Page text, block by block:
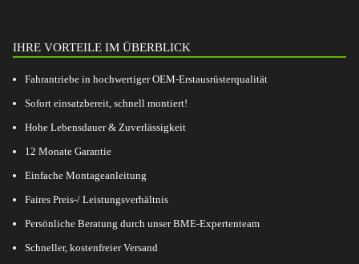
IHRE VORTEILE IM ÜBERBLICK
Fahrantriebe in hochwertiger OEM-Erstausrüsterqualität
Sofort einsatzbereit, schnell montiert!
Hohe Lebensdauer & Zuverlässigkeit
12 Monate Garantie
Einfache Montageanleitung
Faires Preis-/ Leistungsverhältnis
Persönliche Beratung durch unser BME-Expertenteam
Schneller, kostenfreier Versand